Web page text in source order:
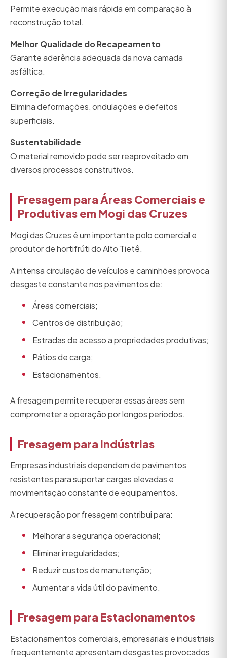
Permite execução mais rápida em comparação à
reconstrução total.
Melhor Qualidade do Recapeamento
Garante aderência adequada da nova camada
asfáltica.
Correção de Irregularidades
Elimina deformações, ondulações e defeitos
superficiais.
Sustentabilidade
O material removido pode ser reaproveitado em
diversos processos construtivos.
Fresagem para Áreas Comerciais e
Produtivas em Mogi das Cruzes
Mogi das Cruzes é um importante polo comercial e
produtor de hortifrúti do Alto Tietê.
A intensa circulação de veículos e caminhões provoca
desgaste constante nos pavimentos de:
Áreas comerciais;
Centros de distribuição;
Estradas de acesso a propriedades produtivas;
Pátios de carga;
Estacionamentos.
A fresagem permite recuperar essas áreas sem
comprometer a operação por longos períodos.
Fresagem para Indústrias
Empresas industriais dependem de pavimentos
resistentes para suportar cargas elevadas e
movimentação constante de equipamentos.
A recuperação por fresagem contribui para:
Melhorar a segurança operacional;
Eliminar irregularidades;
Reduzir custos de manutenção;
Aumentar a vida útil do pavimento.
Fresagem para Estacionamentos
Estacionamentos comerciais, empresariais e industriais
frequentemente apresentam desgastes provocados